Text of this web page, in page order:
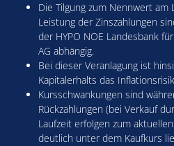
Die Tilgung zum Nennwert am
Leistung der Zinszahlungen
der HYPO NOE Landesbank
AG abhängig.
Bei dieser Veranlagung ist
Kapitalerhalts das
Kursschwankungen sind
Rückzahlungen (bei Verkauf
Laufzeit erfolgen zum
deutlich unter dem Kaufkurs